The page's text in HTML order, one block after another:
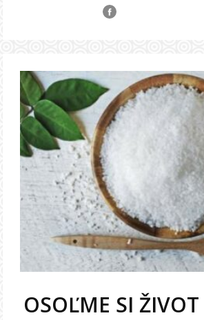
OSOĽME SI ŽIVOT